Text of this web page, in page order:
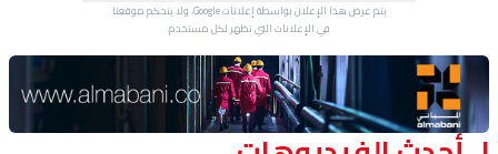
يتم عرض هذا الإعلان بواسطة إعلانات Google، ولا يتحكم موقعنا
في الإعلانات التي تظهر لكل مستخدم.
Advertisement Section